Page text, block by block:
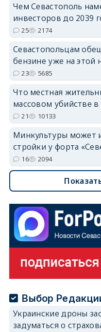
Чем Севастополь
инвесторов до 2039
25 2174
Севастопольцам
бензине уже на этой
23 5685
Что местная
массовом убийстве в
21 10133
Минкультуры может
стройки у форта
16 2094
Выбор
Украинские дроны
задуматься о